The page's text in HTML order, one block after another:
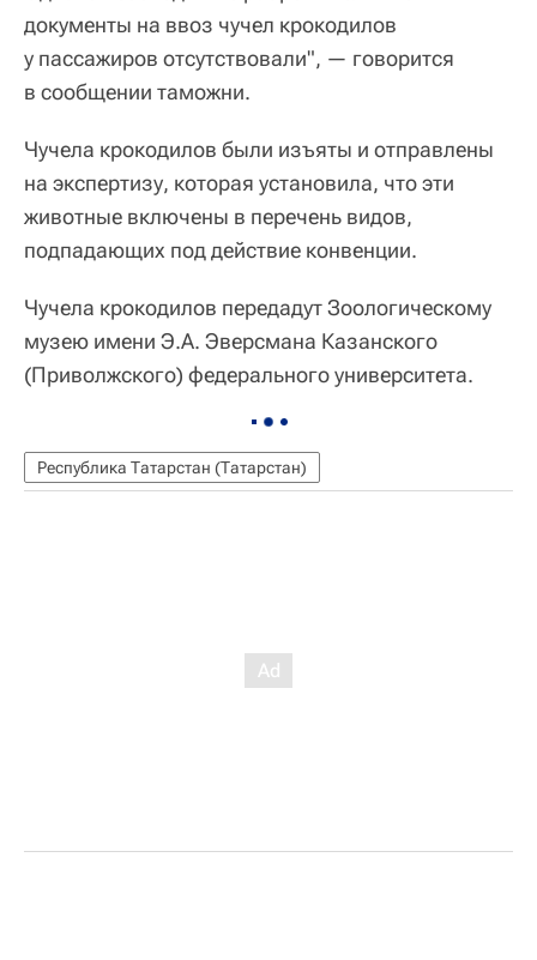
документы на ввоз чучел крокодилов
у пассажиров отсутствовали", — говорится
в сообщении таможни.
Чучела крокодилов были изъяты и отправлены
на экспертизу, которая установила, что эти
животные включены в перечень видов,
подпадающих под действие конвенции.
Чучела крокодилов передадут Зоологическому
музею имени Э.А. Эверсмана Казанского
(Приволжского) федерального университета.
Республика Татарстан (Татарстан)